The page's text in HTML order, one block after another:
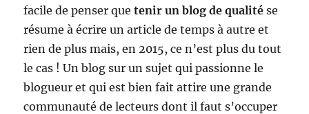
facile de penser quetenir un blog de qualitése
résume à écrire un article de temps à autre et
rien de plus mais, en 2015, ce n’est plus du tout
le cas ! Un blog sur un sujet qui passionne le
blogueur et qui est bien fait attire une grande
communauté de lecteurs dont il faut s’occuper